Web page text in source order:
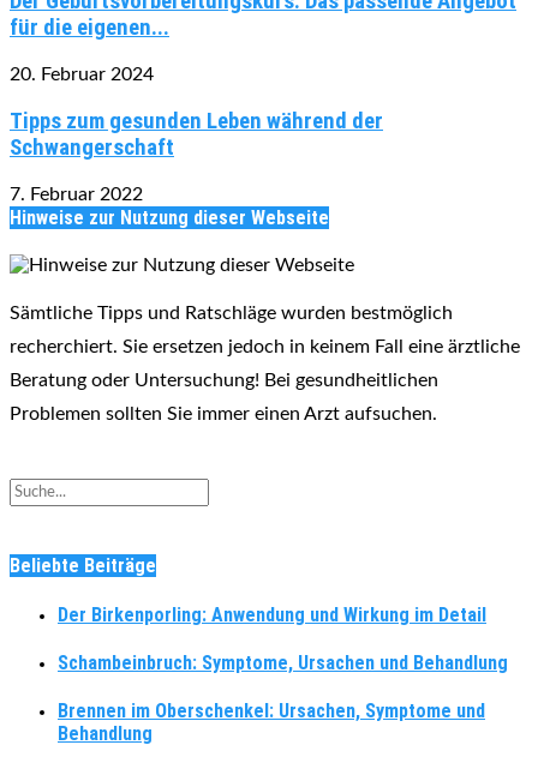
für die eigenen...
20. Februar 2024
Tipps zum gesunden Leben während der
Schwangerschaft
7. Februar 2022
Hinweise zur Nutzung dieser Webseite
Sämtliche Tipps und Ratschläge wurden bestmöglich
recherchiert. Sie ersetzen jedoch in keinem Fall eine ärztliche
Beratung oder Untersuchung! Bei gesundheitlichen
Problemen sollten Sie immer einen Arzt aufsuchen.
Beliebte Beiträge
Der Birkenporling: Anwendung und Wirkung im Detail
Schambeinbruch: Symptome, Ursachen und Behandlung
Brennen im Oberschenkel: Ursachen, Symptome und
Behandlung